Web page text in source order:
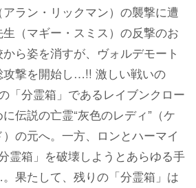
ラン・リックマン）の襲撃に遭
（マギー・スミス）の反撃のお
ら姿を消すが、ヴォルデモート
攻撃を開始し…!! 激しい戦いの
「分霊箱」であるレイブンクロー
伝説の亡霊“灰色のレディ”（ケ
の元へ。一方、ロンとハーマイ
霊箱」を破壊しようとあらゆる手
果たして、残りの「分霊箱」は